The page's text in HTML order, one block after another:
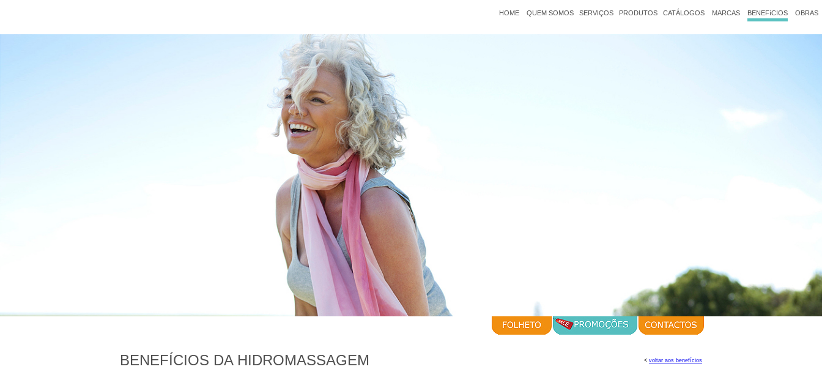
HOME QUEM SOMOS SERVIÇOS PRODUTOS CATÁLOGOS MARCAS BENEFíCIOS OBRAS
BENEFÍCIOS DA HIDROMASSAGEM < voltar aos benefícios